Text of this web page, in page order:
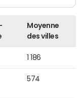
Moyenne
des villes
1 186
574